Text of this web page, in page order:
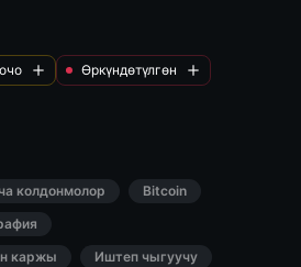
Өркүндөтүлгөн
колдонмолор
Bitcoin
каржы
Иштеп чыгуучу